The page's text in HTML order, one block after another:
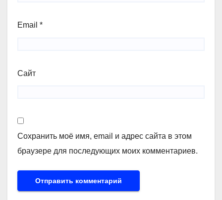
Email *
Сайт
Сохранить моё имя, email и адрес сайта в этом
браузере для последующих моих комментариев.